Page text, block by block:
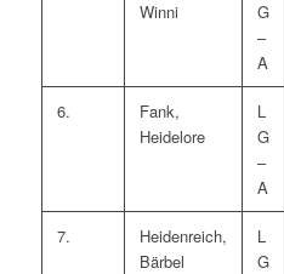
Winni
G
–
A
6.
Fank,
Heidelore
L
G
–
A
7.
Heidenreich,
Bärbel
L
G